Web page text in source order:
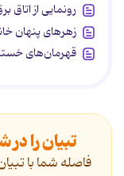
رونمایی از اتاق
زهرهای پنهان
قهرمان‌های
تبیان را
فاصله شما با